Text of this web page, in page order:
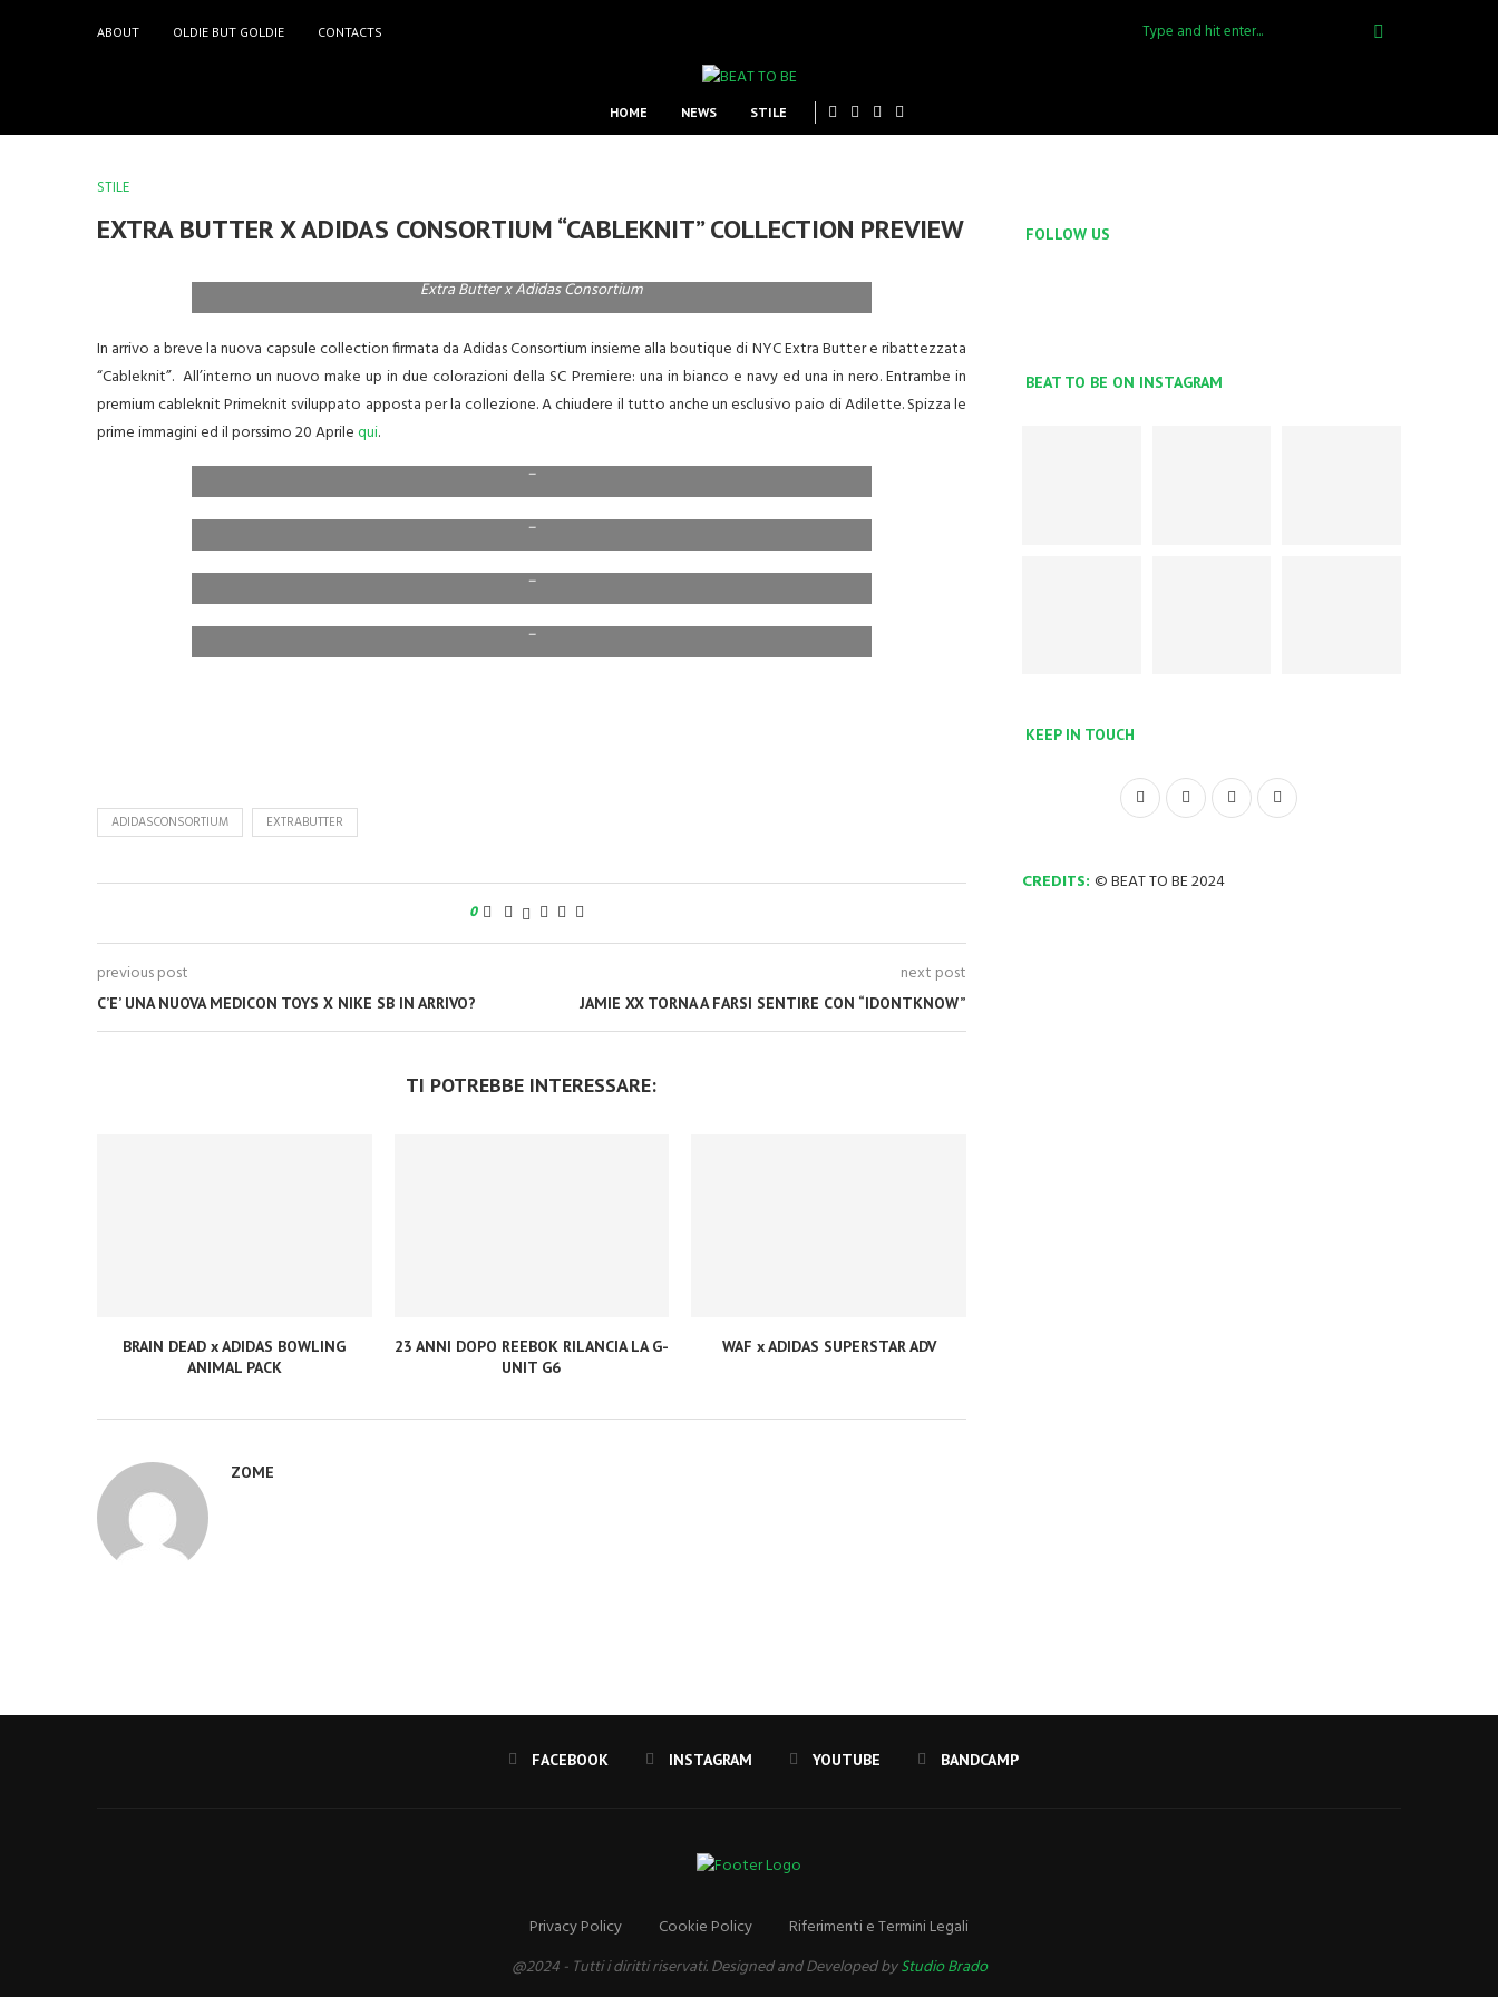
ABOUT OLDIE BUT GOLDIE CONTACTS
HOME NEWS STILE
STILE
EXTRA BUTTER X ADIDAS CONSORTIUM “CABLEKNIT” COLLECTION PREVIEW
Extra Butter x Adidas Consortium
In arrivo a breve la nuova capsule collection firmata da Adidas Consortium insieme alla boutique di NYC Extra Butter e ribattezzata
“Cableknit”. All’interno un nuovo make up in due colorazioni della SC Premiere: una in bianco e navy ed una in nero. Entrambe in
premium cableknit Primeknit sviluppato apposta per la collezione. A chiudere il tutto anche un esclusivo paio di Adilette. Spizza le
prime immagini ed il porssimo 20 Aprilequi.
–
–
–
–
ADIDASCONSORTIUM EXTRABUTTER
0
previous post
C’E’ UNA NUOVA MEDICON TOYS X NIKE SB IN ARRIVO?
next post
JAMIE XX TORNA A FARSI SENTIRE CON “IDONTKNOW”
TI POTREBBE INTERESSARE:
BRAIN DEAD x ADIDAS BOWLING
ANIMAL PACK
23 ANNI DOPO REEBOK RILANCIA LA G-
UNIT G6
WAF x ADIDAS SUPERSTAR ADV
ZOME
FOLLOW US
BEAT TO BE ON INSTAGRAM
KEEP IN TOUCH
CREDITS: © BEAT TO BE 2024
FACEBOOK INSTAGRAM YOUTUBE
Privacy Policy Cookie Policy
Riferimenti e Termini Legali
@2024 - Tutti i diritti riservati. Designed and Developed byStudio Brado